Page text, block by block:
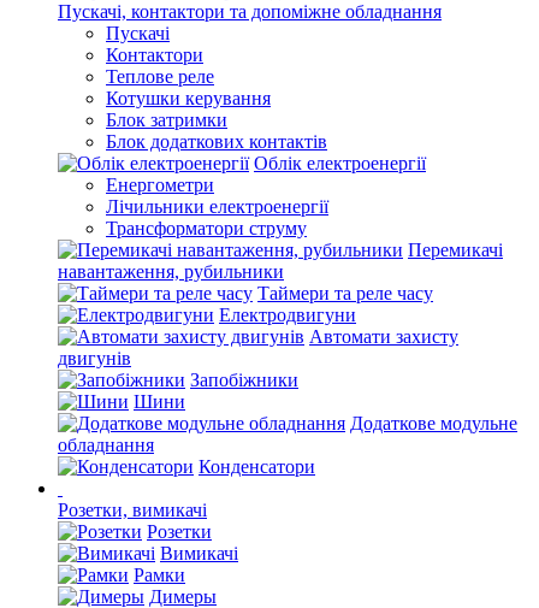
Пускачі, контактори та допоміжне обладнання
Пускачі
Контактори
Теплове реле
Котушки керування
Блок затримки
Блок додаткових контактів
Облік електроенергії
Енергометри
Лічильники електроенергії
Трансформатори струму
Перемикачі
навантаження, рубильники
Таймери та реле часу
Електродвигуни
Автомати захисту
двигунів
Запобіжники
Шини
Додаткове модульне
обладнання
Конденсатори
Розетки, вимикачі
Розетки
Вимикачі
Рамки
Димеры